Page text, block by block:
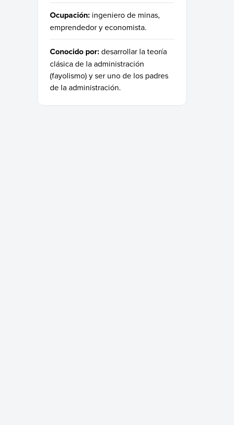
Ocupación: ingeniero de minas,
emprendedor y economista.
Conocido por:desarrollar la teoría
clásica de la administración
(fayolismo) y ser uno de los padres
de la administración.